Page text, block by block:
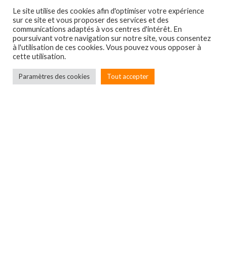
Le site utilise des cookies afin d'optimiser votre expérience
sur ce site et vous proposer des services et des
communications adaptés à vos centres d'intérêt. En
poursuivant votre navigation sur notre site, vous consentez
à l'utilisation de ces cookies. Vous pouvez vous opposer à
cette utilisation.
Paramètres des cookies Tout accepter